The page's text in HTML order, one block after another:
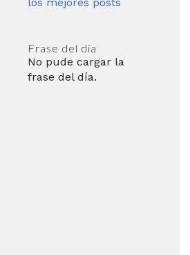
Frase del día
No pude cargar la
frase del día.